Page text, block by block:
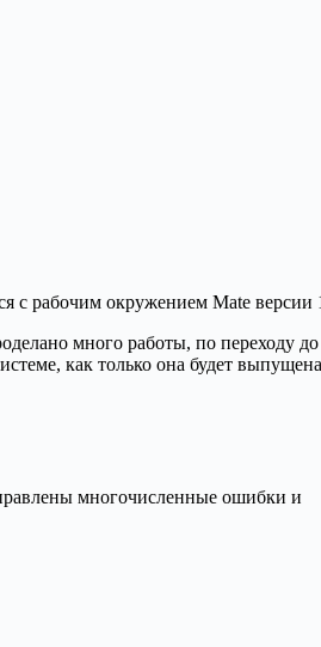
с рабочим окружением Mate версии
много работы, по переходу до
как только она будет
многочисленные ошибки и